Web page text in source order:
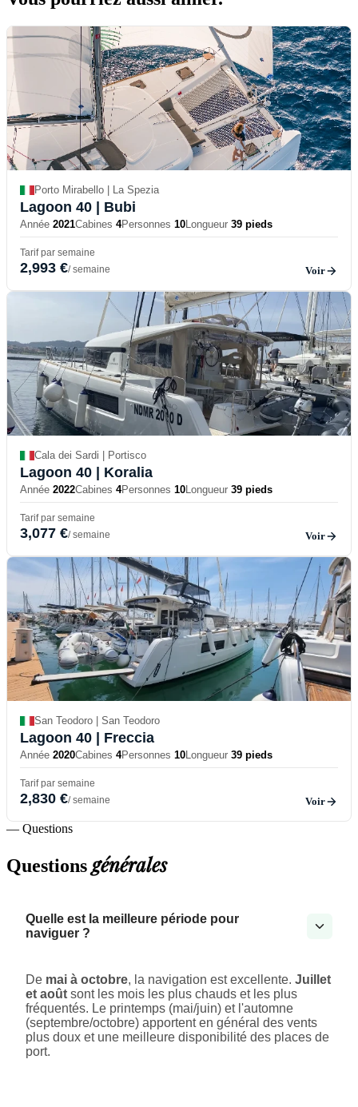
Porto Mirabello | La Spezia
Lagoon 40 | Bubi
Année 2021Cabines 4Personnes 10Longueur 39 pieds
Tarif par semaine
2,993 €/ semaine Voir
Cala dei Sardi | Portisco
Lagoon 40 | Koralia
Année 2022Cabines 4Personnes 10Longueur 39 pieds
Tarif par semaine
3,077 €/ semaine Voir
San Teodoro | San Teodoro
Lagoon 40 | Freccia
Année 2020Cabines 4Personnes 10Longueur 39 pieds
Tarif par semaine
2,830 €/ semaine Voir
— Questions
Questionsgénérales
Quelle est la meilleure période pour
naviguer ?
De mai à octobre, la navigation est excellente. Juillet
et août sont les mois les plus chauds et les plus
fréquentés. Le printemps (mai/juin) et l'automne
(septembre/octobre) apportent en général des vents
plus doux et une meilleure disponibilité des places de
port.